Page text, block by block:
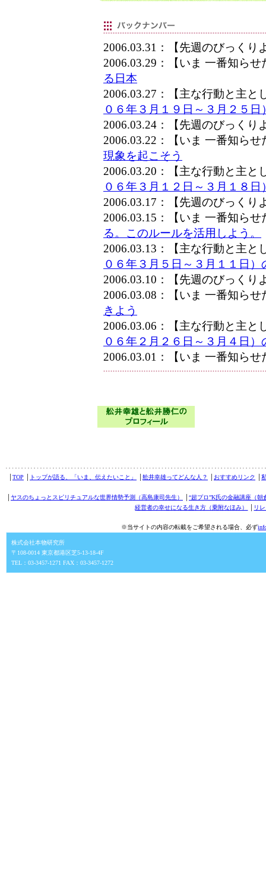
2006.03.31：【先週のびっくり
2006.03.29：【いま 一番知ら
る日本
2006.03.27：【主な行動と主と
０６年３月１９日～３月２５
2006.03.24：【先週のびっくり
2006.03.22：【いま 一番知ら
現象を起こそう
2006.03.20：【主な行動と主と
０６年３月１２日～３月１８
2006.03.17：【先週のびっくり
2006.03.15：【いま 一番知ら
る。このルールを活用しよう。
2006.03.13：【主な行動と主と
０６年３月５日～３月１１日
2006.03.10：【先週のびっくり
2006.03.08：【いま 一番知ら
きよう
2006.03.06：【主な行動と主と
０６年２月２６日～３月４日
2006.03.01：【いま 一番知ら
TOP トップが語る、「いま、伝えたいこと」 舩井幸雄ってどんな人？ おすすめリンク
ヤスのちょっとスピリチュアルな世界情勢予測（高島康司先生）
“超プロ”K氏の金融講座（朝
経営者の幸せになる生き方（乗附なほみ）
リ
※当サイトの内容の転載をご希望される場合、必ず
株式会社本物研究所
〒108-0014 東京都港区芝5-13-18-4F
TEL：03-3457-1271 FAX：03-3457-1272